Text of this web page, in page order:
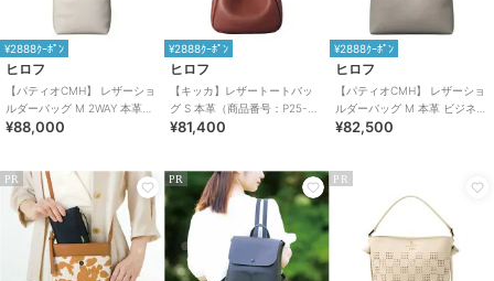
¥2888ｸｰﾎﾟﾝ
ヒロフ
【パティオCMH】 レザーショ
ルダーバッグ M 2WAY 本革
（商品番号：P25-35510）
¥88,000
¥2888ｸｰﾎﾟﾝ
ヒロフ
【キッカ】レザートートバッ
グ S 本革（商品番号：P25-
35662）
¥81,400
¥2888ｸｰﾎﾟﾝ
ヒロフ
【パティオCMH】 レザーショ
ルダーバッグ M 本革 ビジネス
バッグ（商品番号：P25-
¥82,500
PR PR PR